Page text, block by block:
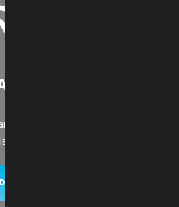
y compris le transport
et avion-cargo.
SON ENVOL